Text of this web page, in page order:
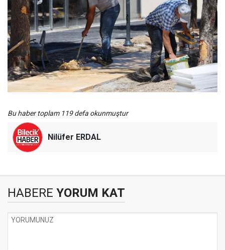
Bu haber toplam 119 defa okunmuştur
Nilüfer ERDAL
HABERE YORUM KAT